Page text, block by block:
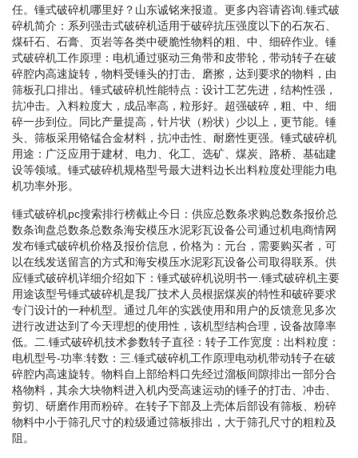
任。锤式破碎机哪里好？山东诚铭来报道。更多内容请咨询.锤式破
碎机简介：系列强击式破碎机适用于破碎抗压强度以下的石灰石、
煤矸石、石膏、页岩等各类中硬脆性物料的粗、中、细碎作业。锤
式破碎机工作原理：电机通过驱动三角带和皮带轮，带动转子在破
碎腔内高速旋转，物料受锤头的打击、磨擦，达到要求的物料，由
筛板孔口排出。锤式破碎机性能特点：设计工艺先进，结构性强，
抗冲击。入料粒度大，成品率高，粒形好。超强破碎，粗、中、细
碎一步到位。同比产量提高，针片状（粉状）少以上，更节能。锤
头、筛板采用铬锰合金材料，抗冲击性、耐磨性更强。锤式破碎机
用途：广泛应用于建材、电力、化工、选矿、煤炭、路桥、基础建
设等领域。锤式破碎机规格型号最大进料边长出料粒度处理能力电
机功率外形。
锤式破碎机pc搜索排行榜截止今日：供应总数条求购总数条报价总
数条询盘总数条总数条海安模压水泥彩瓦设备公司通过机电商情网
发布锤式破碎机价格及报价信息，价格为：元台，需要购买者，可
以在线发送留言的方式和海安模压水泥彩瓦设备公司取得联系。供
应锤式破碎机详细介绍如下：锤式破碎机说明书一.锤式破碎机主要
用途该型号锤式破碎机是我厂技术人员根据煤炭的特性和破碎要求
专门设计的一种机型。通过几年的实践使用和用户的反馈意见多次
进行改进达到了今天理想的使用性，该机型结构合理，设备故障率
低。二.锤式破碎机技术参数转子直径：转子工作宽度：出料粒度：
电机型号-功率:转数：三.锤式破碎机工作原理电动机带动转子在破
碎腔内高速旋转。物料自上部给料口先经过溜板间隙排出一部分合
格物料，其余大块物料进入机内受高速运动的锤子的打击、冲击、
剪切、研磨作用而粉碎。在转子下部及上壳体后部设有筛板、粉碎
物料中小于筛孔尺寸的粒级通过筛板排出，大于筛孔尺寸的粗粒及
阻。